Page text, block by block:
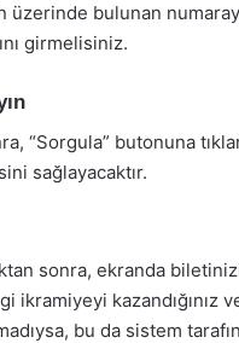
bulunan
girmelisiniz.
“Sorgula” butonuna
sağlayacaktır.
sonra, ekranda
ikramiyeyi kazandığınız
bu da sistem